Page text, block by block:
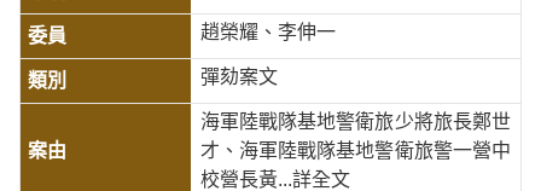
趙榮耀、李伸一
彈劾案文
海軍陸戰隊基地警衛旅少將旅長鄭世
才、海軍陸戰隊基地警衛旅警一營中
校營長黃...詳全文